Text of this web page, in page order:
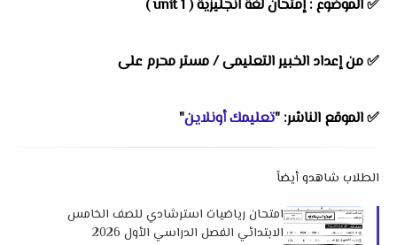
✅ الموضوع : إمتحان لغة انجليزية ( unit 1 )
✅ من إعداد الخبير التعليمى / مستر محرم على
✅ الموقع الناشر: "تعليمك أونلاين"
الطلاب شاهدو أيضاً
امتحان رياضيات استرشادي للصف الخامس
الابتدائي الفصل الدراسي الأول 2026